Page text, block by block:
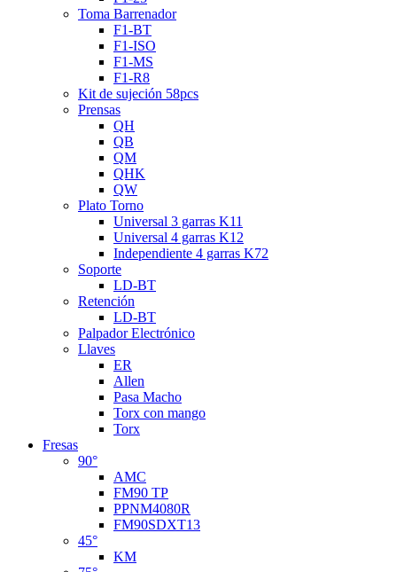
Toma Barrenador
F1-BT
F1-ISO
F1-MS
F1-R8
Kit de sujeción 58pcs
Prensas
QH
QB
QM
QHK
QW
Plato Torno
Universal 3 garras K11
Universal 4 garras K12
Independiente 4 garras K72
Soporte
LD-BT
Retención
LD-BT
Palpador Electrónico
Llaves
ER
Allen
Pasa Macho
Torx con mango
Torx
Fresas
90°
AMC
FM90 TP
PPNM4080R
FM90SDXT13
45°
KM